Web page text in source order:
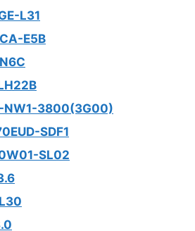
L31
E5B
NW1-3800(3G00)
SDF1
SL02